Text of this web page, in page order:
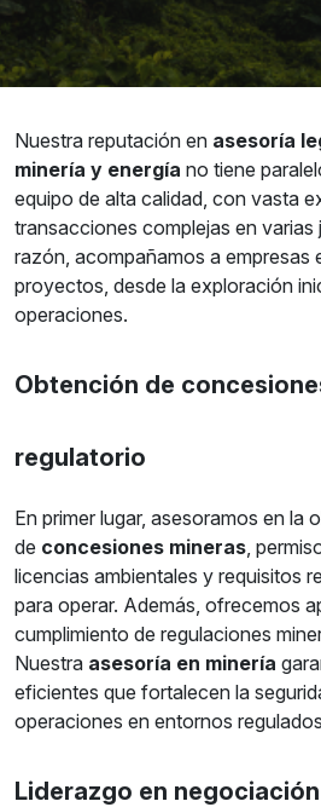
Nuestra reputación en asesoría
minería y energía no tiene
equipo de alta calidad, con vasta
transacciones complejas en
razón, acompañamos a empresas
proyectos, desde la exploración
operaciones.
Obtención de
regulatorio
En primer lugar, asesoramos en la
de concesiones mineras,
licencias ambientales y requisitos
para operar. Además, ofrecemos
cumplimiento de regulaciones
Nuestra asesoría en minería
eficientes que fortalecen la
operaciones en entornos
Liderazgo en